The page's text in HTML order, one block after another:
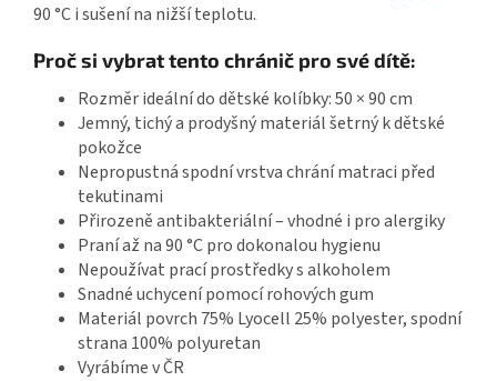
90 °C i sušení na nižší teplotu.
Proč si vybrat tento chránič pro své dítě:
Rozměr ideální do dětské kolíbky: 50 × 90 cm
Jemný, tichý a prodyšný materiál šetrný k dětské
pokožce
Nepropustná spodní vrstva chrání matraci před
tekutinami
Přirozeně antibakteriální – vhodné i pro alergiky
Praní až na 90 °C pro dokonalou hygienu
Nepoužívat prací prostředky s alkoholem
Snadné uchycení pomocí rohových gum
Materiál povrch 75% Lyocell 25% polyester, spodní
strana 100% polyuretan
Vyrábíme v ČR